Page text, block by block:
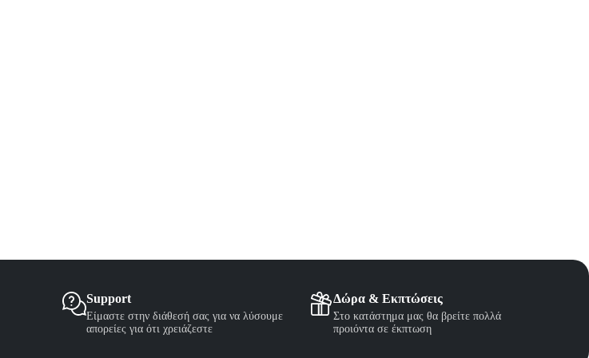
Support
Είμαστε στην διάθεσή σας για να λύσουμε
απορείες για ότι χρειάζεστε
Δώρα & Εκπτώσεις
Στο κατάστημα μας θα βρείτε πολλά
προιόντα σε έκπτωση